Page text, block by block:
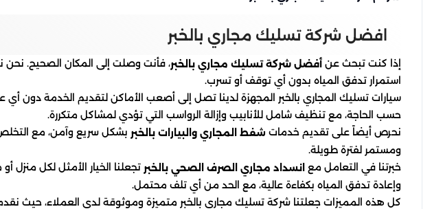
افضل شركة تسليك مجاري بالخبر
إذا كنت تبحث عن أفضل شركة تسليك مجاري بالخبر، فأنت وصلت إلى المكان الصحيح. نحن
استمرار تدفق المياه بدون أي توقف أو تسرب.
سيارات تسليك المجاري بالخبر المجهزة لدينا تصل إلى أصعب الأماكن لتقديم الخدمة دون
حسب الحاجة، مع تنظيف شامل للأنابيب وإزالة الرواسب التي تؤدي لمشاكل متكررة.
نحرص أيضاً على تقديم خدمات شفط المجاري والبيارات بالخبر بشكل سريع وآمن، مع
ومستمر لفترة طويلة.
خبرتنا في التعامل مع انسداد مجاري الصرف الصحي بالخبر تجعلنا الخيار الأمثل لكل
وإعادة تدفق المياه بكفاءة عالية، مع الحد من أي تلف محتمل.
كل هذه المميزات جعلتنا شركة تسليك مجاري بالخبر متميزة وموثوقة لدى العملاء، حيث